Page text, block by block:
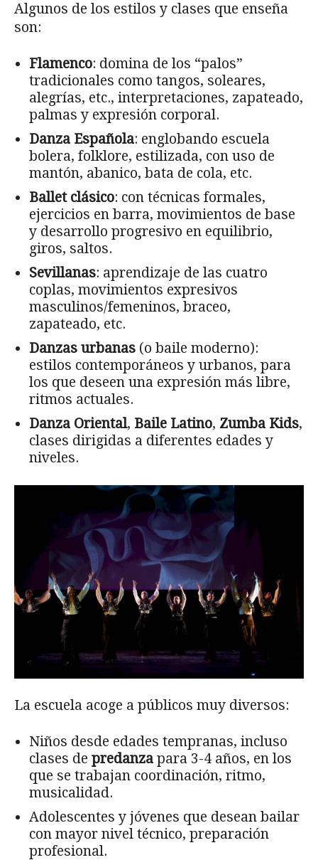
Algunos de los estilos y clases que enseña
son:
Flamenco: domina de los “palos”
tradicionales como tangos, soleares,
alegrías, etc., interpretaciones, zapateado,
palmas y expresión corporal.
Danza Española: englobando escuela
bolera, folklore, estilizada, con uso de
mantón, abanico, bata de cola, etc.
Ballet clásico: con técnicas formales,
ejercicios en barra, movimientos de base
y desarrollo progresivo en equilibrio,
giros, saltos.
Sevillanas: aprendizaje de las cuatro
coplas, movimientos expresivos
masculinos/femeninos, braceo,
zapateado, etc.
Danzas urbanas (o baile moderno):
estilos contemporáneos y urbanos, para
los que deseen una expresión más libre,
ritmos actuales.
Danza Oriental, Baile Latino, Zumba Kids,
clases dirigidas a diferentes edades y
niveles.
La escuela acoge a públicos muy diversos:
Niños desde edades tempranas, incluso
clases de predanza para 3-4 años, en los
que se trabajan coordinación, ritmo,
musicalidad.
Adolescentes y jóvenes que desean bailar
con mayor nivel técnico, preparación
profesional.